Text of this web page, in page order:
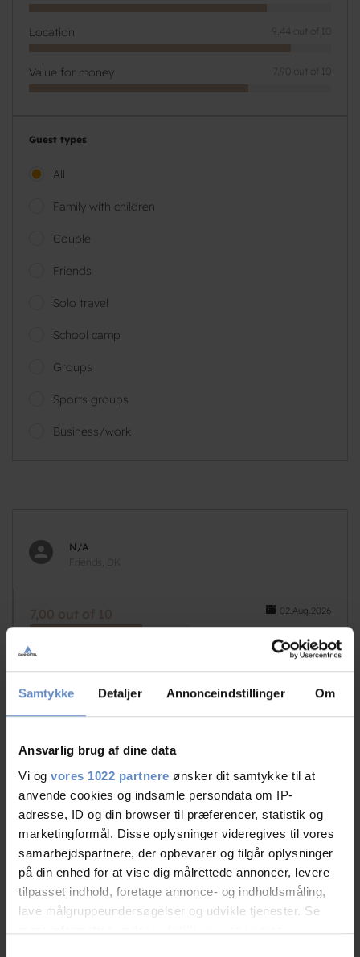
Samtykke Detaljer Annonceindstillinger Om
Ansvarlig brug af dine data
Vi og vores 1022 partnere ønsker dit samtykke til at
anvende cookies og indsamle persondata om IP-
adresse, ID og din browser til præferencer, statistik og
marketingformål. Disse oplysninger videregives til vores
samarbejdspartnere, der opbevarer og tilgår oplysninger
på din enhed for at vise dig målrettede annoncer, levere
tilpasset indhold, foretage annonce- og indholdsmåling,
lave målgruppeundersøgelser og udvikle tjenester. Se
mere information underindstillingerog i vores
Location 9,44 out of 10
Value for money 7,90 out of 10
Guest types
All
Family with children
Couple
Friends
Solo travel
School camp
Groups
Sports groups
Business/work
N/A
Friends, DK
02.Aug.2026
7,00 out of 10
7,50 out of 10
N/A
Couple, DK